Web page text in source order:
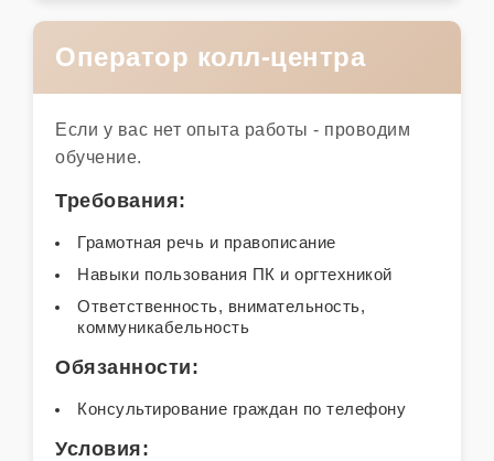
Оператор колл-центра
Если у вас нет опыта работы - проводим
обучение.
Требования:
Грамотная речь и правописание
Навыки пользования ПК и оргтехникой
Ответственность, внимательность,
коммуникабельность
Обязанности:
Консультирование граждан по телефону
Условия: